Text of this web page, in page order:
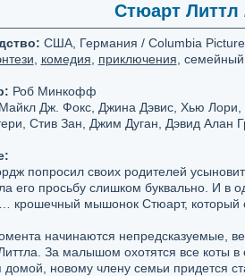
Стюарт Литтл
США, Германия / Columbia
комедия приключения , семейный
Роб Минкофф
Майкл Дж. Фокс, Джина Дэвис, Хью Лори,
Стив Зан, Джим Дуган, Дэвид Алан
попросил своих родителей
его просьбу слишком буквально. И в
крошечный мышонок Стюарт, который
начинаются непредсказуемые,
За малышом охотятся все коты
домой, новому члену семьи придется